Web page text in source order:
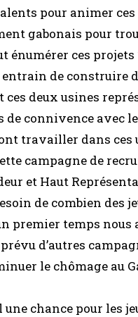
pour animer
gabonais pour
énumérer ces projets
entrain de construire
ces deux usines
connivence avec
travailler dans ces
campagne de
et Haut
de combien des
premier temps
d’autres
le chômage au
une chance pour les